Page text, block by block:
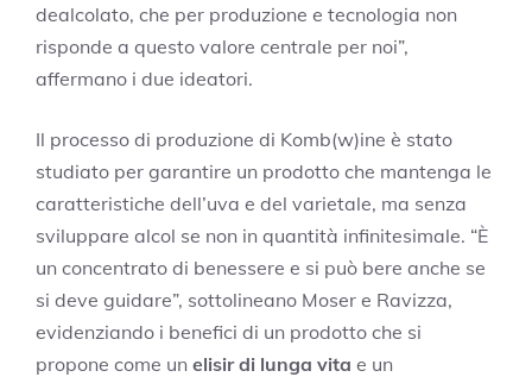
dealcolato, che per produzione e tecnologia non
risponde a questo valore centrale per noi”,
affermano i due ideatori.
Il processo di produzione di Komb(w)ine è stato
studiato per garantire un prodotto che mantenga le
caratteristiche dell’uva e del varietale, ma senza
sviluppare alcol se non in quantità infinitesimale. “È
un concentrato di benessere e si può bere anche se
si deve guidare”, sottolineano Moser e Ravizza,
evidenziando i benefici di un prodotto che si
propone come un elisir di lunga vita e un